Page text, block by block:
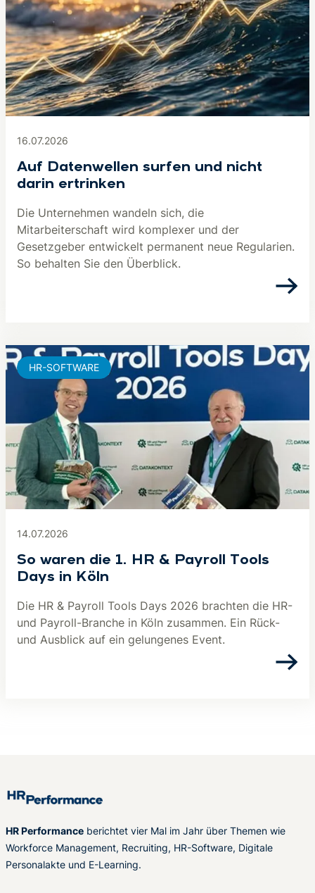
16.07.2026
Auf Datenwellen surfen und nicht
darin ertrinken
Die Unternehmen wandeln sich, die
Mitarbeiterschaft wird komplexer und der
Gesetzgeber entwickelt permanent neue Regularien.
So behalten Sie den Überblick.
14.07.2026
So waren die 1. HR & Payroll Tools
Days in Köln
Die HR & Payroll Tools Days 2026 brachten die HR-
und Payroll-Branche in Köln zusammen. Ein Rück-
und Ausblick auf ein gelungenes Event.
HR-SOFTWARE
HR Performance berichtet vier Mal im Jahr über Themen wie
Workforce Management, Recruiting, HR-Software, Digitale
Personalakte und E-Learning.